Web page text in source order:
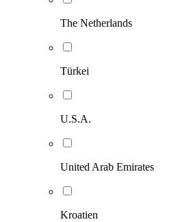
The Netherlands
Türkei
U.S.A.
United Arab Emirates
Kroatien